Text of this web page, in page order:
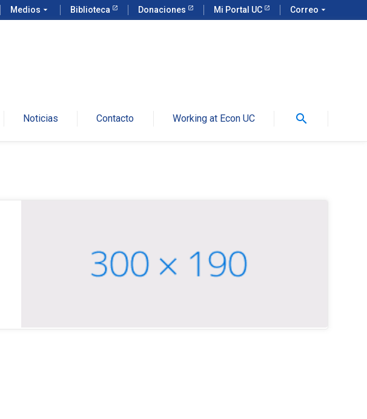
Medios arrow_drop_down Biblioteca Donaciones Mi Portal UC Correo arrow_drop_down
Noticias Contacto Working at Econ UC search